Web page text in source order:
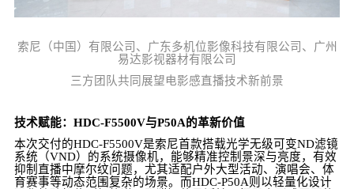
索尼（中国）有限公司、广东多机位影像科技有限公司、广州
易达影视器材有限公司
三方团队共同展望电影感直播技术新前景
技术赋能：HDC-F5500V与P50A的革新价值​
本次交付的HDC-F5500V是索尼首款搭载光学无级可变ND滤镜
系统（VND）的系统摄像机，能够精准控制景深与亮度，有效
抑制直播中摩尔纹问题，尤其适配户外大型活动、演唱会、体
育赛事等动态范围复杂的场景。而HDC-P50A则以轻量化设计